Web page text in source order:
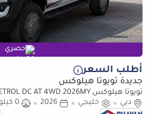
حصري
أطلب السعر
جديدة تويوتا هيلوكس
تويوتا هيلوكس Other 4.0L V6 PETROL DC AT 4WD 2026MY
دبي
خليجي 2026 0 كيلومتر